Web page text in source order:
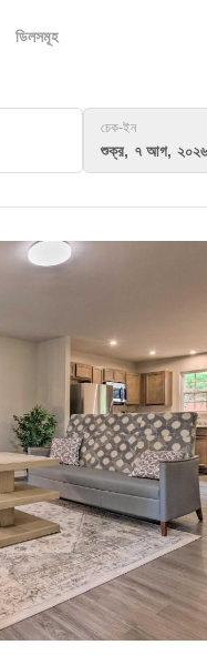
ডিলসমূহ
চেক-ইন
শুক্র, ৭ আগ, ২০২৬